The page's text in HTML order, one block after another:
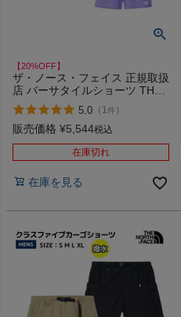
アウトレットセール
スタッフコーディネート
スタッフブログ
【20%OFF】
ザ・ノース・フェイス 正規取扱
店 バーサタイルショーツ THE
NORTH FACE Versatile Short
5.0 （ 1件 ）
販売価格 ¥5,544税込
在庫切れ
在庫を見る